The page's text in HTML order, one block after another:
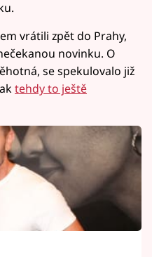
vrátili zpět do Prahy,
novinku. O
se spekulovalo již
tehdy to ještě